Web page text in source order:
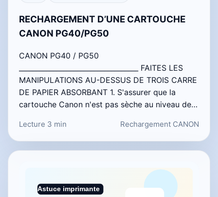
RECHARGEMENT D’UNE CARTOUCHE
CANON PG40/PG50
CANON PG40 / PG50
___________________________________ FAITES LES
MANIPULATIONS AU-DESSUS DE TROIS CARRE
DE PAPIER ABSORBANT 1. S'assurer que la
cartouche Canon n'est pas sèche au niveau de…
Lecture 3 min Rechargement CANON